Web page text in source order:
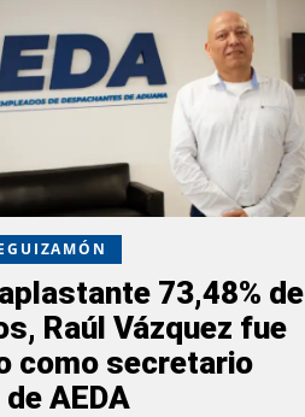
73,48% de
Raúl Vázquez fue
como secretario
AEDA